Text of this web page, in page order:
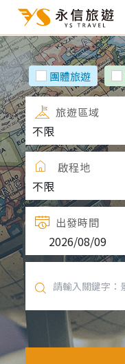
團體旅遊
旅遊區域
啟程地
出發時間